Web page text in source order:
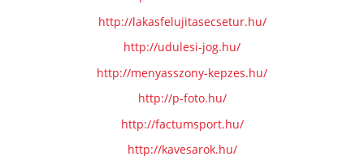
http://lakasfelujitasecsetur.hu/
http://udulesi-jog.hu/
http://menyasszony-kepzes.hu/
http://p-foto.hu/
http://factumsport.hu/
http://kavesarok.hu/